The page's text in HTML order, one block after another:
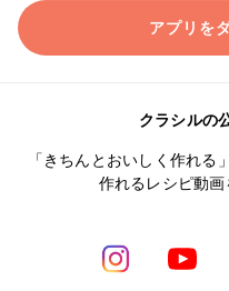
アプリを
クラシルの
「きちんとおいしく作れる
作れるレシピ動画